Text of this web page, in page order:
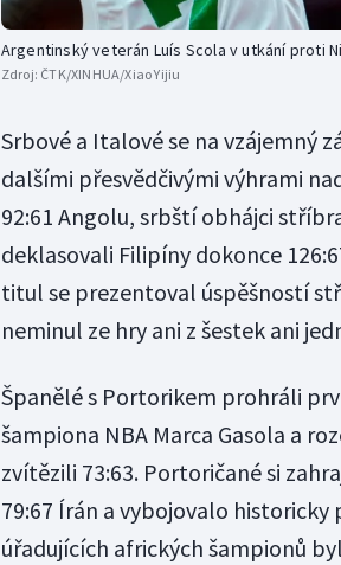
Argentinský veterán Luís Scola v utkání proti
Zdroj: ČTK/XINHUA/Xiao Yijiu
Srbové a Italové se na vzájemný
dalšími přesvědčivými výhrami
92:61 Angolu, srbští obhájci
deklasovali Filipíny dokonce
titul se prezentoval úspěšností
neminul ze hry ani z šestek ani
Španělé s Portorikem prohráli
šampiona NBA Marca Gasola a
zvítězili 73:63. Portoričané si
79:67 Írán a vybojovalo historicky
úřadujících afrických šampionů